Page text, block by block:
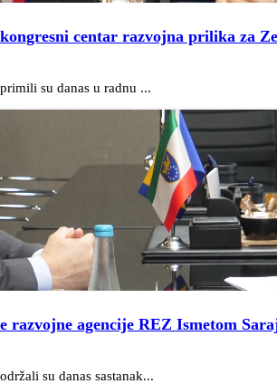
centar razvojna prilika za
su danas u radnu ...
agencije REZ Ismetom
su danas sastanak...